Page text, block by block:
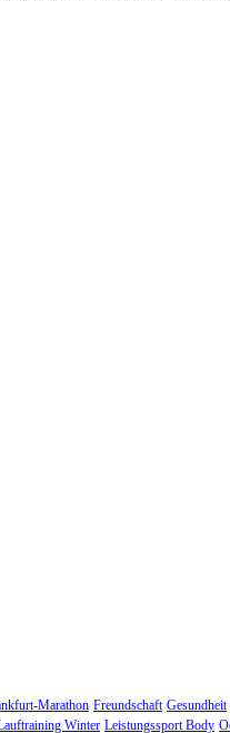
Marathon Freundschaft Gesundheit
Winter Leistungssport Body